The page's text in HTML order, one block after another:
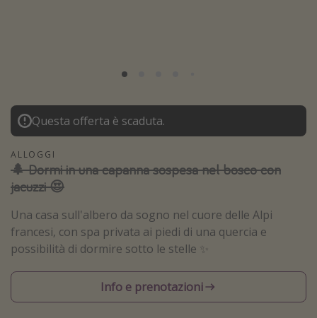
Malta
Canarie
Capo Verde
Tipo di vacanza
Vacanze last minute
Vacanze all inclusive
Vacanze di Pasqua 2026
Questa offerta è scaduta.
ALLOGGI
🌲 Dormi in una capanna sospesa nel bosco con
jacuzzi 😍
Una casa sull'albero da sogno nel cuore delle Alpi
francesi, con spa privata ai piedi di una quercia e
possibilità di dormire sotto le stelle ✨
Info e prenotazioni